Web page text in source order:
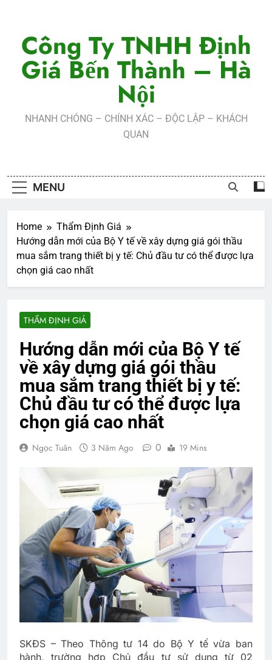
contentCông Ty TNHH Định
Giá Bến Thành – Hà
Nội
NHANH CHÓNG – CHÍNH XÁC – ĐỘC LẬP – KHÁCH
QUAN
MENU
Home
Thẩm Định Giá
Hướng dẫn mới của Bộ Y tế về xây dựng giá gói thầu
mua sắm trang thiết bị y tế: Chủ đầu tư có thể được lựa
chọn giá cao nhất
THẨM ĐỊNH GIÁ
Hướng dẫn mới của Bộ Y tế
về xây dựng giá gói thầu
mua sắm trang thiết bị y tế:
Chủ đầu tư có thể được lựa
chọn giá cao nhất
Ngọc Tuân 3 Năm Ago 0 19 Mins
SKĐS – Theo Thông tư 14 do Bộ Y tế vừa ban
hành, trường hợp Chủ đầu tư sử dụng từ 02